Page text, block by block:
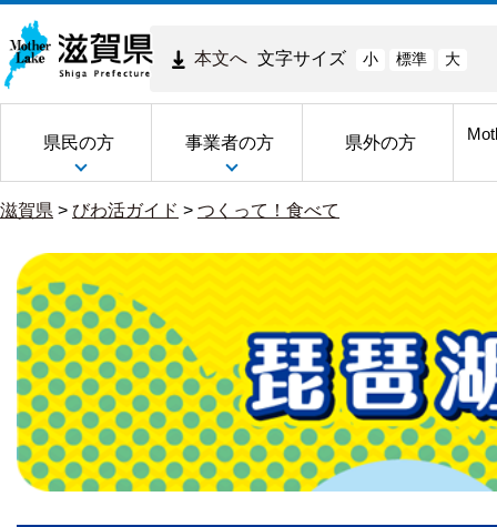
本文へ 文字サイズ 小 標準 大
県民の方 事業者の方 県外の方
滋賀県 > びわ活ガイド > つくって！食べて